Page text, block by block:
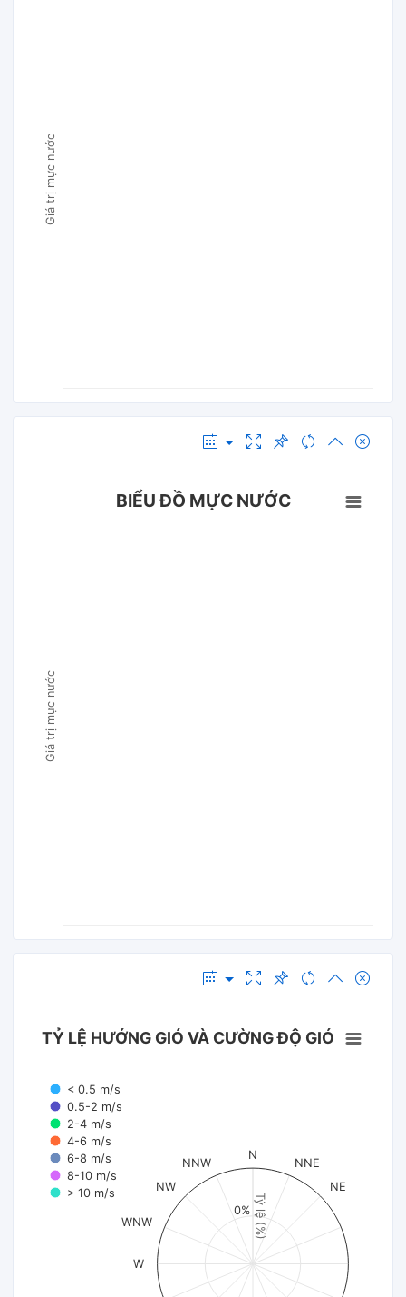
Giá trị mực nước
Giá trị mực nước
BIỂU ĐỒ MỰC NƯỚC
Tỷ lệ (%)
TỶ LỆ HƯỚNG GIÓ VÀ CƯỜNG ĐỘ GIÓ
< 0.5 m/s
0.5-2 m/s
2-4 m/s
4-6 m/s
6-8 m/s
8-10 m/s
> 10 m/s
N
NNE
NE
W
WNW
NW
NNW
0%